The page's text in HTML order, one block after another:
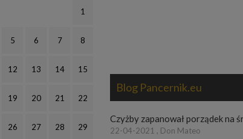
1
5 6 7 8
12 13 14 15
19 20 21 22
26 27 28 29
Blog Pancernik.eu
Czyżby zapanował porządek na
22-04-2021 , Don Mateo